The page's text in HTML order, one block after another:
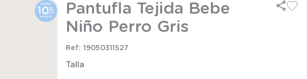
Pantufla Tejida Bebe
Niño Perro Gris
19050311S27
Talla